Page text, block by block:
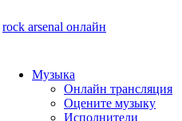
rock arsenal онлайн
Музыка
Онлайн трансляция
Оцените музыку
Исполнители